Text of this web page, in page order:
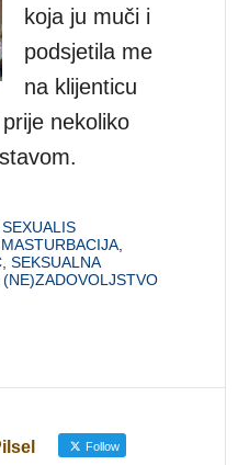
koja ju muči i
podsjetila me
na klijenticu
nekoliko
MASTURBACIJA
,SEKSUALNA
Follow